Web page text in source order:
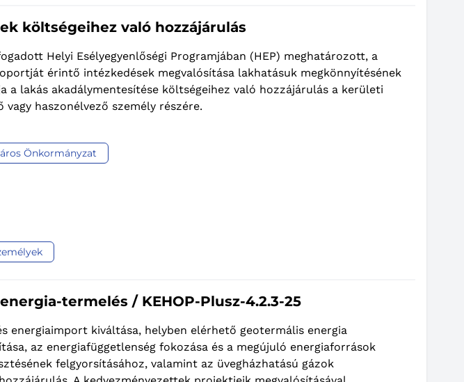
költségeihez való hozzájárulás
Helyi Esélyegyenlőségi Programjában (HEP) meghatározott, a
érintő intézkedések megvalósítása lakhatásuk megkönnyítésének
a lakás akadálymentesítése költségeihez való hozzájárulás a kerületi
haszonélvező személy részére.
Önkormányzat
termelés / KEHOP-Plusz-4.2.3-25
energiaimport kiváltása, helyben elérhető geotermális energia
az energiafüggetlenség fokozása és a megújuló energiaforrások
felgyorsításához, valamint az üvegházhatású gázok